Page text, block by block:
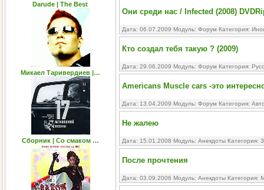
Darude | The Best
Микаел Таривердиев |…
Сборник | Со смаком …
Они среди нас / Infected (2008)
Дата: 06.07.2009 Модуль: Форум Категория:
Кто создал тебя такую ? (2009)
Дата: 29.06.2009 Модуль: Форум Категория:
Americans Muscle cars -это
Дата: 13.04.2009 Модуль: Форум Категория:
Не жалею
Дата: 15.01.2008 Модуль: Анекдоты Категория:
После прочтения
Дата: 03.09.2006 Модуль: Анекдоты Категория: